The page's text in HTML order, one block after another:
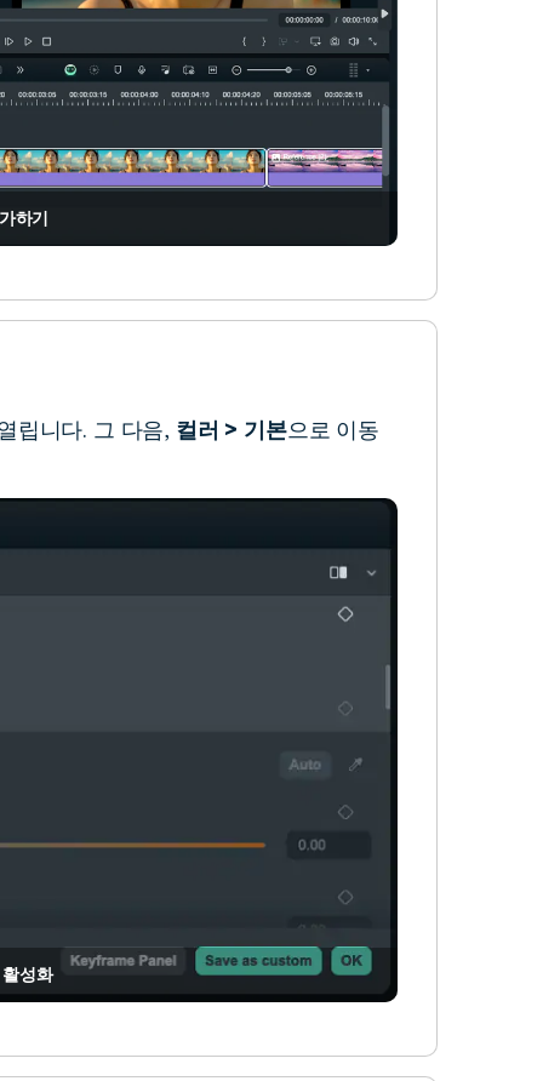
하기
립니다. 그 다음, 컬러 > 기본으로 이동
성화